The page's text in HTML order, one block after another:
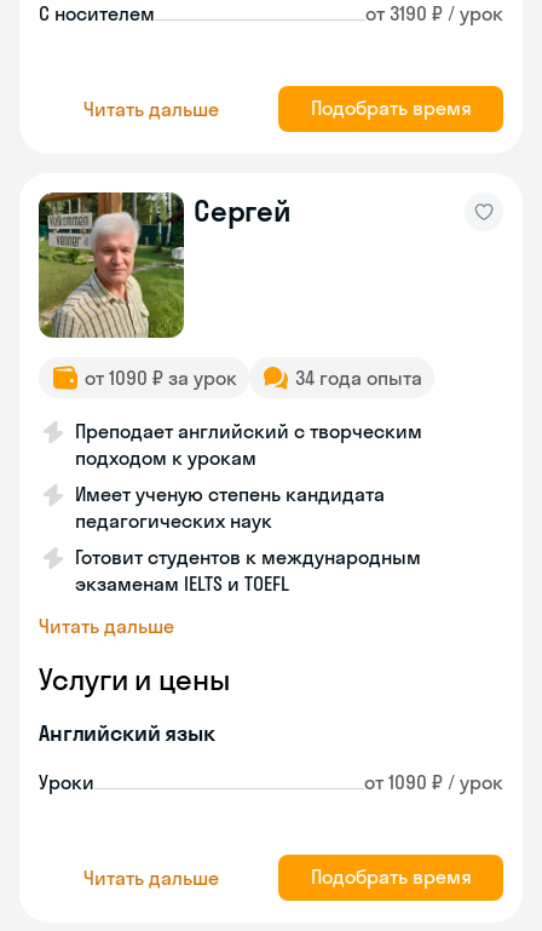
С носителем от 3190 ₽ / урок
Читать дальше Подобрать время
Сергей
от 1090 ₽ за урок 34 года опыта
Преподает английский с творческим
подходом к урокам
Имеет ученую степень кандидата
педагогических наук
Готовит студентов к международным
экзаменам IELTS и TOEFL
Читать дальше
Услуги и цены
Английский язык
Уроки от 1090 ₽ / урок
Читать дальше Подобрать время